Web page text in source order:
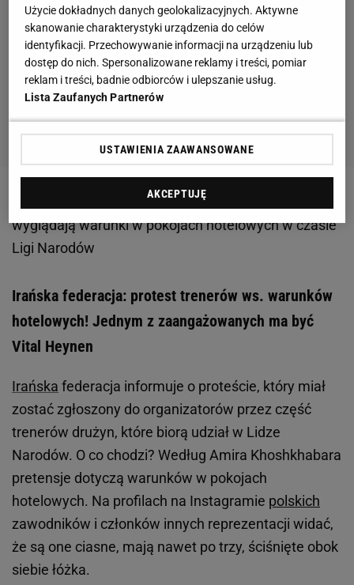
Polscy siatkarze pokazali, jak
wyglądają warunki w pokojach hotelowych w czasie
Ligi Narodów
Irańska federacja: protest trenerów ws. warunków
hotelowych! Jednym z zaangażowanych ma być
Vital Heynen
Irańska federacja informuje o proteście, który miał
zostać zgłoszony do organizatorów przez część
trenerów drużyn, które biorą udział w Lidze
Narodów. O co chodzi? Według Amira Khoshkhabara
pretensje dotyczą warunków w pokojach
hotelowych. Na profilach na Instagramie polskich
zawodników i członków innych reprezentacji widać,
że są one ciasne, mają nawet po trzy, ściśnięte obok
siebie łóżka.
Użycie dokładnych danych geolokalizacyjnych. Aktywne
skanowanie charakterystyki urządzenia do celów
identyfikacji. Przechowywanie informacji na urządzeniu lub
dostęp do nich. Spersonalizowane reklamy i treści, pomiar
reklam i treści, badnie odbiorców i ulepszanie usług.
Lista Zaufanych Partnerów
USTAWIENIA ZAAWANSOWANE
AKCEPTUJĘ